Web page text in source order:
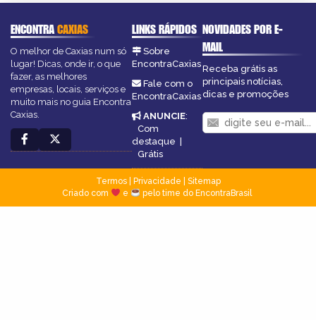
ENCONTRACAXIAS
O melhor de Caxias num só
lugar! Dicas, onde ir, o que
fazer, as melhores
empresas, locais, serviços e
muito mais no guia Encontra
Caxias.
LINKS RÁPIDOS
Sobre
EncontraCaxias
Fale com o
EncontraCaxias
ANUNCIE:
Com
destaque |
Grátis
NOVIDADES POR E-
MAIL
Receba grátis as
principais notícias,
dicas e promoções
Termos| Privacidade
Sitemap
Criado com
e pelo time do EncontraBrasil